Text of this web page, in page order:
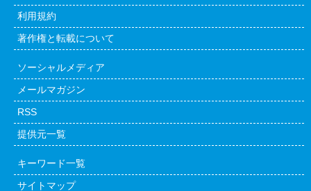
利用規約
著作権と転載について
ソーシャルメディア
メールマガジン
RSS
提供元一覧
キーワード一覧
サイトマップ